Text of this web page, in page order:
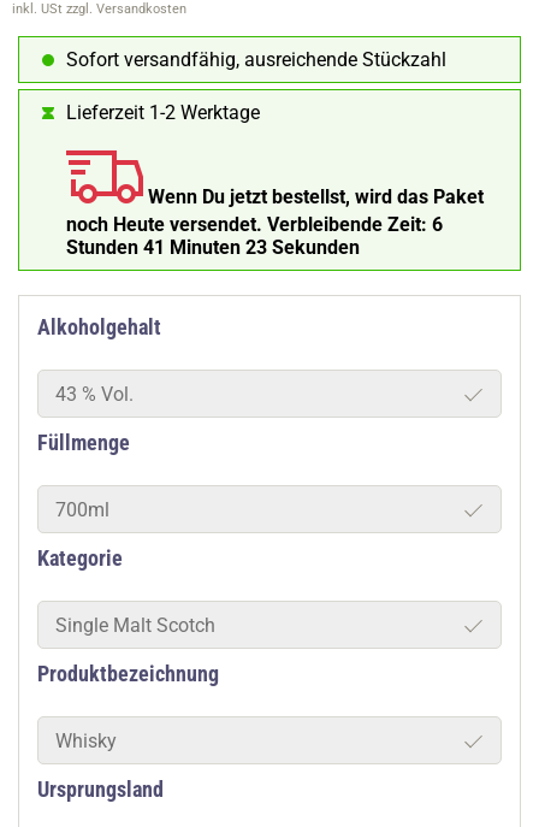
inkl. USt zzgl. Versandkosten
Sofort versandfähig, ausreichende Stückzahl
Lieferzeit 1-2 Werktage
Wenn Du jetzt bestellst, wird das Paket
noch Heute versendet. Verbleibende Zeit: 6
Stunden 41 Minuten 22 Sekunden
Alkoholgehalt
43 % Vol.
Füllmenge
700ml
Kategorie
Single Malt Scotch
Produktbezeichnung
Whisky
Ursprungsland